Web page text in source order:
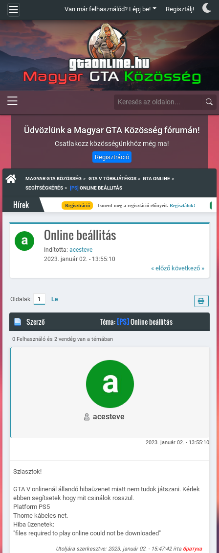
Van már felhasználód? Lépj be! Regisztálj!
Üdvözlünk a Magyar GTA Közösség fórumán!
Csatlakozz közösségünkhöz még ma!
Regisztráció
MAGYAR GTA KÖZÖSSÉG » GTA V TÖBBJÁTÉKOS » GTA ONLINE »
SEGÍTSÉGKÉRÉS » [PS] ONLINE BEÁLLITÁS
Hírek Regisztráció Ismerd meg a regisztáció előnyeit.Regisztálok! Kész
Online beállitás
Indította: acesteve
2023. január 02. - 13:55:10
« előző következő »
Oldalak: 1 Le
Szerző Téma:[PS]Online beállitás
(Megtekintve 59149 alkalommal)
0 Felhasználó és 2 vendég van a témában
acesteve
2023. január 02. - 13:55:10
Sziasztok!
GTA V onlinenál állandó hibaüzenet miatt nem tudok játszani. Kérlek
ebben segítsetek hogy mit csinálok rosszul.
Platform PS5
Thome kábeles net.
Hiba üzenetek:
"files required to play online could not be downloaded"
Utoljára szerkesztve: 2023. január 02. - 15:47:42 írta братуха